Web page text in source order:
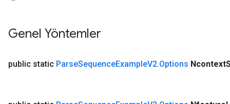
Genel Yöntemler
public static ParseSequenceExampleV2.Options Ncontext